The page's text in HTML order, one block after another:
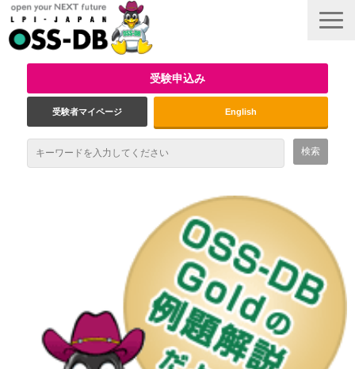
受験申込み
受験者マイページ English
試験概要
資格取得のメリット
受験対策
インタビュー
よくある質問